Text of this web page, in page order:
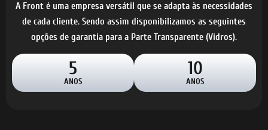
A Front é uma empresa versátil que se adapta às necessidades
de cada cliente. Sendo assim disponibilizamos as seguintes
opções de garantia para a Parte Transparente (Vidros).
5
ANOS
10
ANOS